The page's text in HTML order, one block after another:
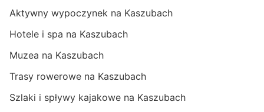
Aktywny wypoczynek na Kaszubach
Hotele i spa na Kaszubach
Muzea na Kaszubach
Trasy rowerowe na Kaszubach
Szlaki i spływy kajakowe na Kaszubach